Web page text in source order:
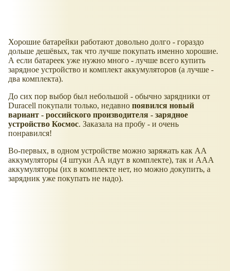
Хорошие батарейки работают довольно долго - гораздо
дольше дешёвых, так что лучше покупать именно хорошие.
А если батареек уже нужно много - лучше всего купить
зарядное устройство и комплект аккумуляторов (а лучше -
два комплекта).
До сих пор выбор был небольшой - обычно зарядники от
Duracell покупали только, недавно появился новый
вариант - российского производителя - зарядное
устройство Космос. Заказала на пробу - и очень
понравился!
Во-первых, в одном устройстве можно заряжать как АА
аккумуляторы (4 штуки АА идут в комплекте), так и ААА
аккумуляторы (их в комплекте нет, но можно докупить, а
зарядник уже покупать не надо).